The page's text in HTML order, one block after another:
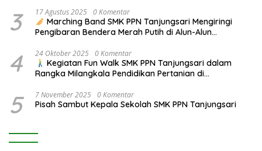
3 17 Agustus 2025 0 Komentar
Marching Band SMK PPN Tanjungsari Mengiringi
Pengibaran Bendera Merah Putih di Alun-Alun
4 24 Oktober 2025 0 Komentar
Kegiatan Fun Walk SMK PPN Tanjungsari dalam
Rangka Milangkala Pendidikan Pertanian di
5 7 November 2025 0 Komentar
Pisah Sambut Kepala Sekolah SMK PPN Tanjungsari